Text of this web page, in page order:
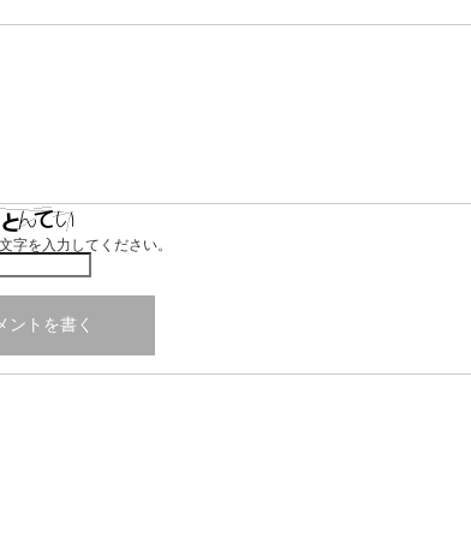
字を入力してください。